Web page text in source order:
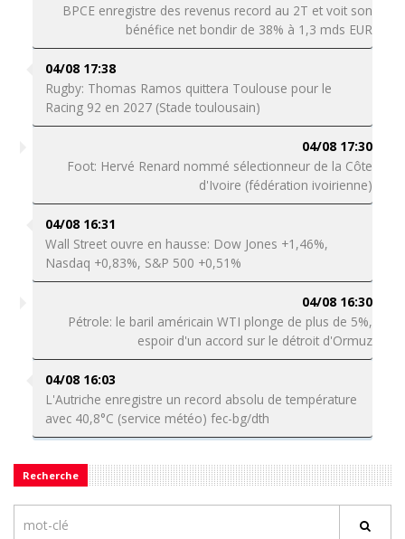
BPCE enregistre des revenus record au 2T et voit son
bénéfice net bondir de 38% à 1,3 mds EUR
04/08 17:38
Rugby: Thomas Ramos quittera Toulouse pour le
Racing 92 en 2027 (Stade toulousain)
04/08 17:30
Foot: Hervé Renard nommé sélectionneur de la Côte
d'Ivoire (fédération ivoirienne)
04/08 16:31
Wall Street ouvre en hausse: Dow Jones +1,46%,
Nasdaq +0,83%, S&P 500 +0,51%
04/08 16:30
Pétrole: le baril américain WTI plonge de plus de 5%,
espoir d'un accord sur le détroit d'Ormuz
04/08 16:03
L'Autriche enregistre un record absolu de température
avec 40,8°C (service météo) fec-bg/dth
Recherche